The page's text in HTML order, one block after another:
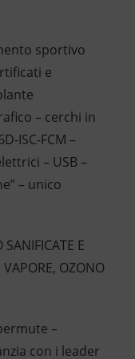
sportivo
e
– cerchi in
ISC-FCM –
– USB –
– unico
E
OZONO
–
con i leader